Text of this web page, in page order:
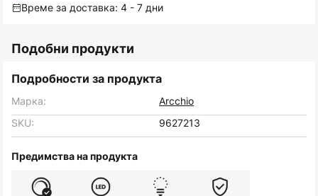
Време за доставка: 4 - 7 дни
Подобни продукти
Подробности за продукта
Марка:
Arcchio
SKU:
9627213
Предимства на продукта